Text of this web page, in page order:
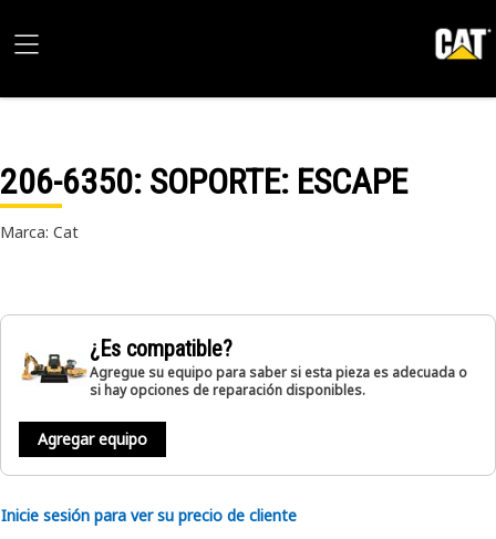
206-6350: SOPORTE: ESCAPE
Marca: Cat
¿Es compatible?
Agregue su equipo para saber si esta pieza es adecuada o
si hay opciones de reparación disponibles.
Agregar equipo
Inicie sesión para ver su precio de cliente